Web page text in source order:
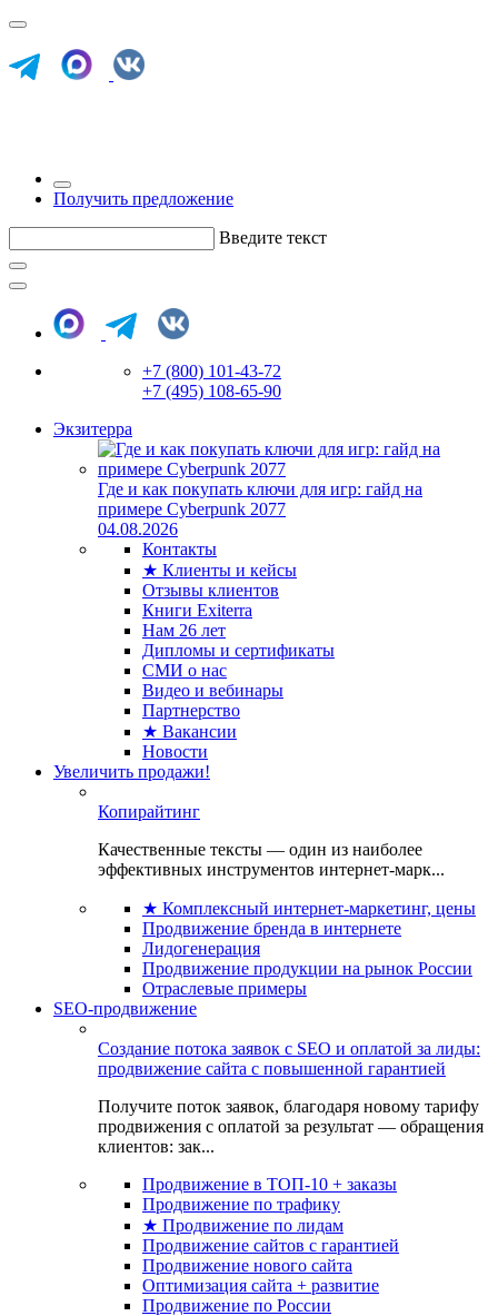
Получить предложение
Введите текст
+7 (800) 101-43-72
+7 (495) 108-65-90
Экзитерра
Где и как покупать ключи для игр: гайд на
примере Cyberpunk 2077
04.08.2026
Контакты
★ Клиенты и кейсы
Отзывы клиентов
Книги Exiterra
Нам 26 лет
Дипломы и сертификаты
СМИ о нас
Видео и вебинары
Партнерство
★ Вакансии
Новости
Увеличить продажи!
Копирайтинг
Качественные тексты — один из наиболее
эффективных инструментов интернет-марк...
★ Комплексный интернет-маркетинг, цены
Продвижение бренда в интернете
Лидогенерация
Продвижение продукции на рынок России
Отраслевые примеры
SEO-продвижение
Создание потока заявок с SEO и оплатой за лиды:
продвижение сайта с повышенной гарантией
Получите поток заявок, благодаря новому тарифу
продвижения с оплатой за результат — обращения
клиентов: зак...
Продвижение в ТОП-10 + заказы
Продвижение по трафику
★ Продвижение по лидам
Продвижение сайтов с гарантией
Продвижение нового сайта
Оптимизация сайта + развитие
Продвижение по России